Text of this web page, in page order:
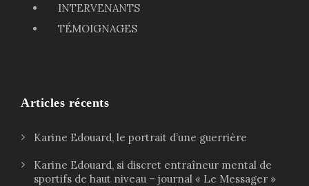
INTERVENANTS
TÉMOIGNAGES
Articles récents
Karine Edouard, le portrait d’une guerrière
Karine Edouard, si discret entraîneur mental de
sportifs de haut niveau – journal « Le Messager »